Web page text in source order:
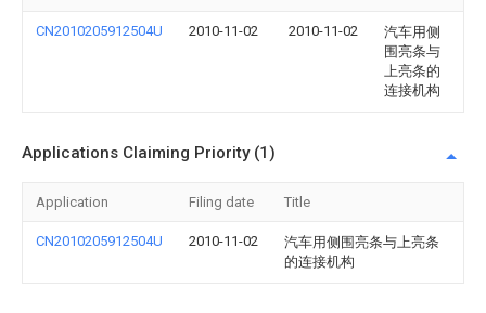
CN2010205912504U 2010-11-02 2010-11-02
汽车用侧
围亮条与
上亮条的
连接机构
Applications Claiming Priority (1)
Application Filing date Title
CN2010205912504U 2010-11-02
汽车用侧围亮条与上亮条
的连接机构